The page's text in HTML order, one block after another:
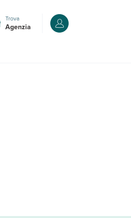
Trova
Agenzia Accedi o registrati